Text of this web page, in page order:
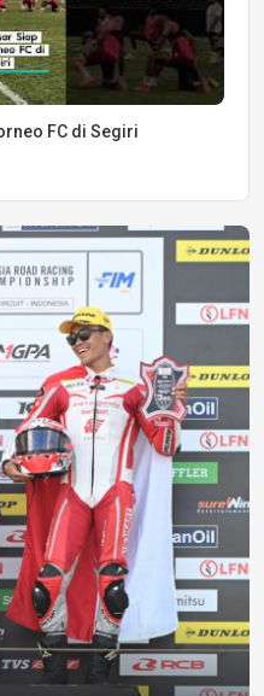
FC di Segiri